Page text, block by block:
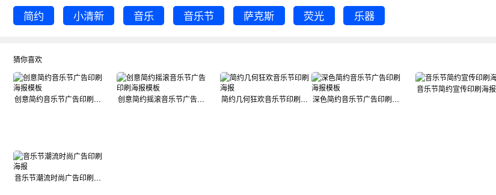
简约 小清新 音乐 音乐节 萨克斯 荧光 乐器
猜你喜欢
创意简约音乐节广告印刷海报模板 创意简约摇滚音乐节广告印刷海报模板 简约几何狂欢音乐节印刷海报 深色简约音乐节广告印刷海报模板
音乐节简约宣传印刷海报
音乐节潮流时尚广告印刷海报